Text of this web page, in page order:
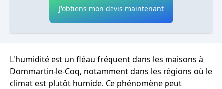
J'obtiens mon devis maintenant
L'humidité est un fléau fréquent dans les maisons à
Dommartin-le-Coq, notamment dans les régions où le
climat est plutôt humide. Ce phénomène peut